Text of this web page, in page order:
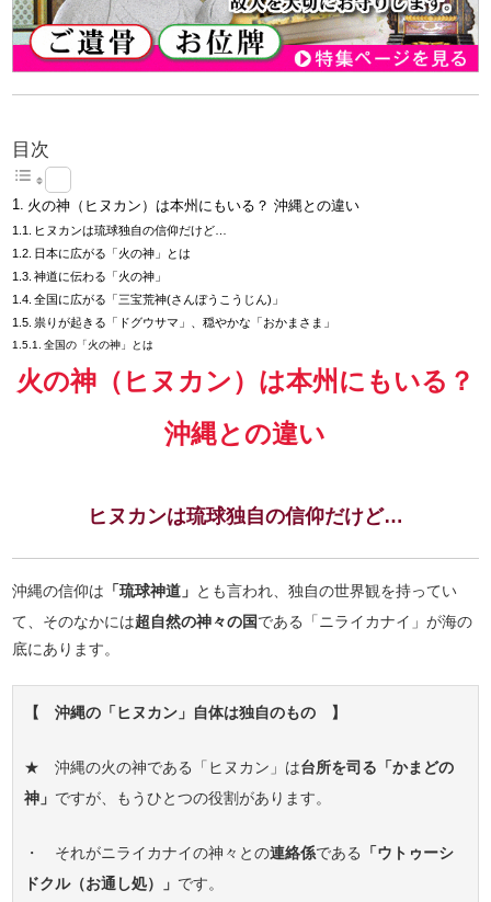
目次
火の神（ヒヌカン）は本州にもいる？ 沖縄との違い
ヒヌカンは琉球独自の信仰だけど…
日本に広がる「火の神」とは
神道に伝わる「火の神」
全国に広がる「三宝荒神(さんぼうこうじん)」
祟りが起きる「ドグウサマ」、穏やかな「おかまさま」
全国の「火の神」とは
火の神（ヒヌカン）は本州にもいる？
沖縄との違い
ヒヌカンは琉球独自の信仰だけど…
沖縄の信仰は 「琉球神道」 とも言われ、独自の世界観を持ってい
て、そのなかには超自然の神々の国である「ニライカナイ」が海の
底にあります。
【 沖縄の「ヒヌカン」自体は独自のもの 】
★ 沖縄の火の神である「ヒヌカン」は台所を司る「かまどの
神」 ですが、もうひとつの役割があります。
・ それがニライカナイの神々との連絡係である
「ウトゥーシ
ドクル（お通し処）」 です。